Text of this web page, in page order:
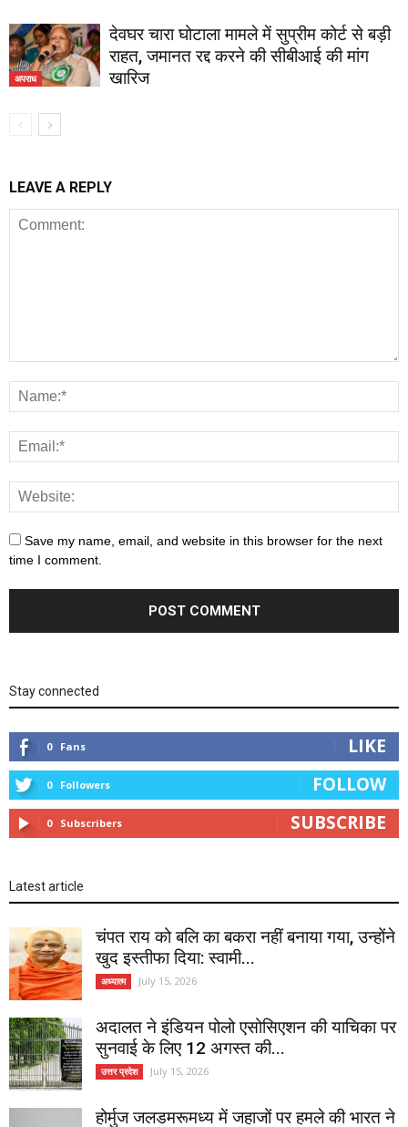
अपराध
देवघर चारा घोटाला मामले में सुप्रीम कोर्ट से बड़ी
राहत, जमानत रद्द करने की सीबीआई की मांग
खारिज
LEAVE A REPLY
Save my name, email, and website in this browser for the next
time I comment.
Stay connected
0 Fans LIKE
0 Followers FOLLOW
0 Subscribers SUBSCRIBE
Latest article
चंपत राय को बलि का बकरा नहीं बनाया गया, उन्होंने
खुद इस्तीफा दिया: स्वामी...
अध्यात्म July 15, 2026
अदालत ने इंडियन पोलो एसोसिएशन की याचिका पर
सुनवाई के लिए 12 अगस्त की...
उत्तर प्रदेश July 15, 2026
होर्मुज जलडमरूमध्य में जहाजों पर हमले की भारत ने